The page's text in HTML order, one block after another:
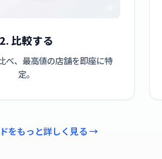
2. 比較する
べ、最高値の店舗を即座に特
定。
をもっと詳しく見る →